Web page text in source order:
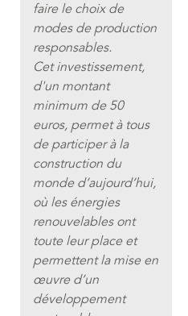
faire le choix de
modes de production
responsables.
Cet investissement,
d'un montant
minimum de 50
euros, permet à tous
de participer à la
construction du
monde d’aujourd’hui,
où les énergies
renouvelables ont
toute leur place et
permettent la mise en
œuvre d’un
développement